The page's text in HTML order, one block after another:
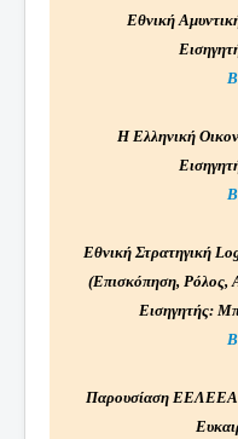
Εθνική
Η Ελληνική
Εθνική Στρατηγική
(Επισκόπηση, Ρόλος,
Εισηγητής:
Παρουσίαση ΕΕΛΕΕΑ